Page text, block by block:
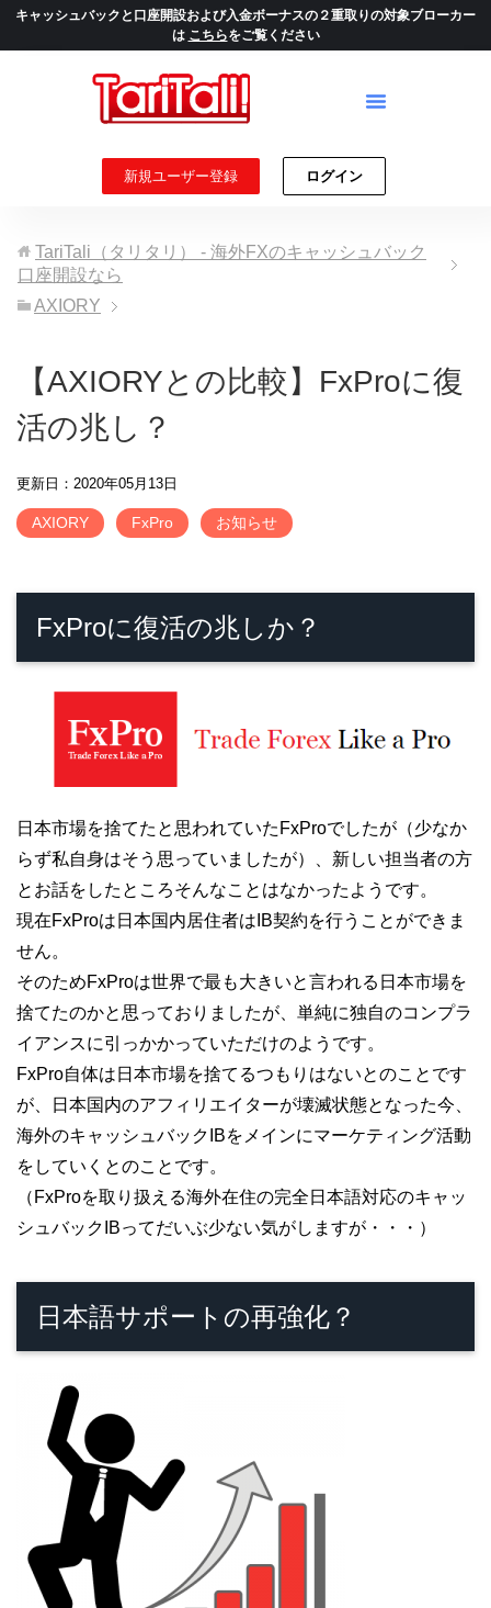
キャッシュバックと口座開設および入金ボーナスの２重取りの対象ブローカー
は こちらをご覧ください
新規ユーザー登録 ログイン
TariTali（タリタリ） - 海外FXのキャッシュバック
口座開設なら
AXIORY
【AXIORYとの比較】FxProに復
活の兆し？
更新日：2020年05月13日
AXIORY FxPro お知らせ
FxProに復活の兆しか？
日本市場を捨てたと思われていたFxProでしたが（少なか
らず私自身はそう思っていましたが）、新しい担当者の方
とお話をしたところそんなことはなかったようです。
現在FxProは日本国内居住者はIB契約を行うことができま
せん。
そのためFxProは世界で最も大きいと言われる日本市場を
捨てたのかと思っておりましたが、単純に独自のコンプラ
イアンスに引っかかっていただけのようです。
FxPro自体は日本市場を捨てるつもりはないとのことです
が、日本国内のアフィリエイターが壊滅状態となった今、
海外のキャッシュバックIBをメインにマーケティング活動
をしていくとのことです。
（FxProを取り扱える海外在住の完全日本語対応のキャッ
シュバックIBってだいぶ少ない気がしますが・・・）
日本語サポートの再強化？